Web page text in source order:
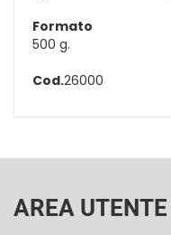
Formato
500 g.
Cod.26000
AREA UTENTE